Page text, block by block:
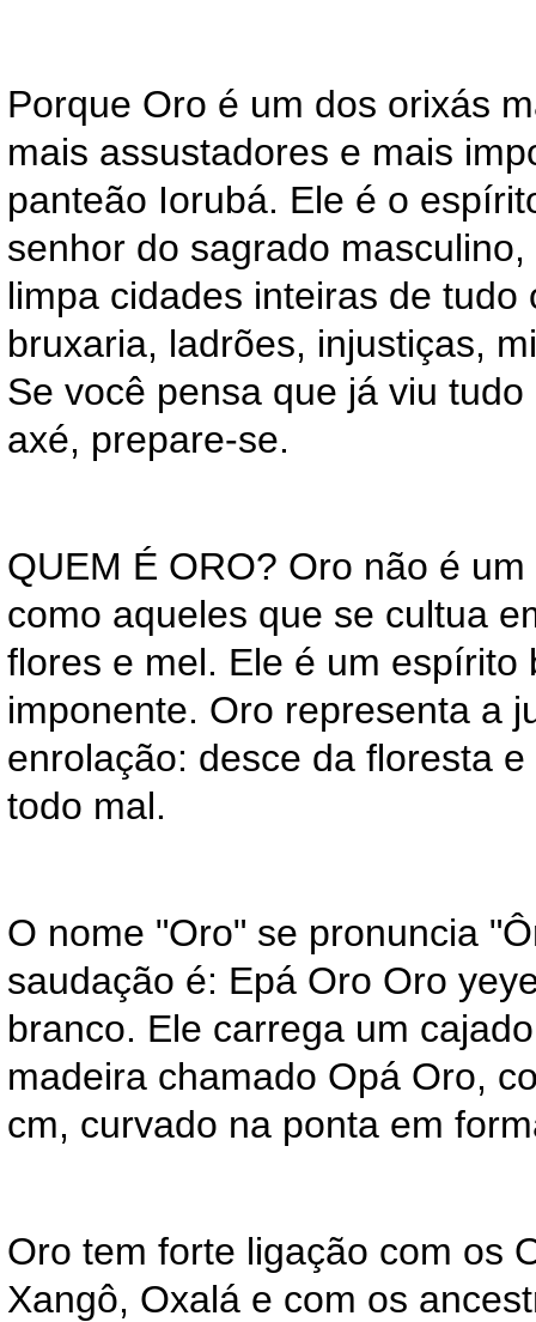
Porque Oro é um dos orixás
mais assustadores e mais
panteão Iorubá. Ele é o
senhor do sagrado
limpa cidades inteiras de tudo
bruxaria, ladrões, injustiças,
Se você pensa que já viu
axé, prepare-se.
QUEM É ORO? Oro não é
como aqueles que se cultua
flores e mel. Ele é um espírito
imponente. Oro representa a
enrolação: desce da floresta
todo mal.
O nome "Oro" se pronuncia
saudação é: Epá Oro Oro
branco. Ele carrega um
madeira chamado Opá Oro,
cm, curvado na ponta em
Oro tem forte ligação com os
Xangô, Oxalá e com os